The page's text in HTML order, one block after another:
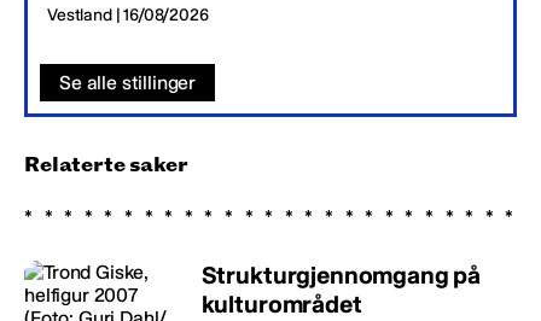
Vestland | 16/08/2026
Se alle stillinger
Relaterte saker
Strukturgjennomgang på
kulturområdet